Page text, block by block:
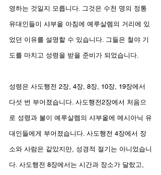
영하는 것일지 모릅니다. 그것은 수천 명의 정통
유대인들이 샤부옽 아침에 예루살렘의 거리에 있
었던 이유를 설명할 수 있습니다. 그들은 철야 기
도를 마치고 성령을 받을 준비가 되었습니다.
성령은 사도행전 2장, 4장, 8장, 10장, 19장에서
다섯 번 부어졌습니다. 사도행전2장에서 처음으
로 성령과 불이 예루살렘의 샤부옽에 메시아닉 유
대인들에게 부어졌습니다. 사도행전 4장에서 장
소와 사람은 같았지만, 성경적 절기는 아니었습니
다. 사도행전 8장에서는 시간과 장소가 달랐고,